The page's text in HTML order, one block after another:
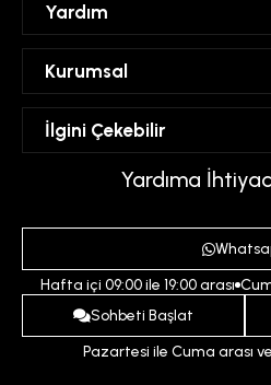
Yardım
Hesabım
Favorilerim
Kurumsal
Mesafeli Satış Sözleşmesi
Üyelik Sözleşmesi
Gizlilik ve Güvenlik Politikası
Ödeme ve Teslimat Koşulları
İptal ve İade Koşulları
İlgini Çekebilir
İndirim
Yardıma
Hafta içi 09:00 ile 19:00 arası
Sohbeti Başlat
Pazartesi ile Cuma arası